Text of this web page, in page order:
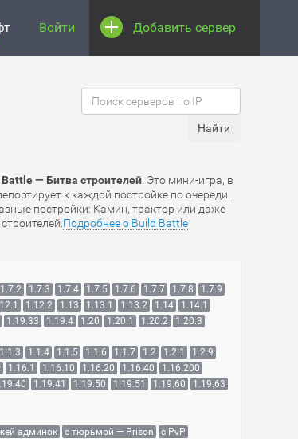
Войти Добавить сервер
— Битва строителей . Это мини-игра, в
к каждой постройке по очереди.
постройки: Камин, трактор или даже
Подробнее о Build Battle
1.7.2 1.7.3 1.7.4 1.7.5 1.7.6 1.7.7 1.7.8
1.7.9
1.12.2 1.13 1.13.1 1.13.2 1.14
1.14.1
1.19.33 1.19.4 1.20 1.20.1 1.20.2
1.20.3
1.1.3 1.1.4 1.1.5 1.1.6 1.1.7 1.2 1.2.1
1.2.9
1.16.1 1.16.10 1.16.20 1.16.40
1.16.200
1.19.41 1.19.50 1.19.51 1.19.60
1.19.63
админок с тюрьмой — Prison
с PvP